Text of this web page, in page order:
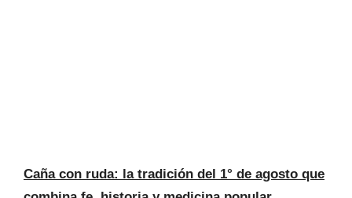
Caña con ruda: la tradición del 1° de agosto que